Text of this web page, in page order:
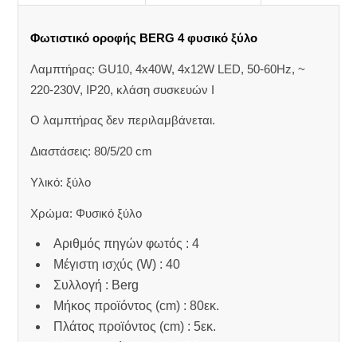
Φωτιστικό οροφής BERG 4 φυσικό ξύλο
Λαμπτήρας: GU10, 4x40W, 4x12W LED, 50-60Hz, ~
220-230V, IP20, κλάση συσκευών Ι
Ο λαμπτήρας δεν περιλαμβάνεται.
Διαστάσεις: 80/5/20 cm
Υλικό: ξύλο
Χρώμα: Φυσικό ξύλο
Αριθμός πηγών φωτός : 4
Μέγιστη ισχύς (W) : 40
Συλλογή : Berg
Μήκος προϊόντος (cm) : 80εκ.
Πλάτος προϊόντος (cm) : 5εκ.